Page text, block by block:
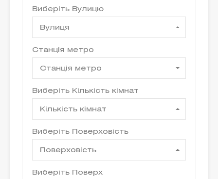
Виберіть Вулицю
Вулиця
Станція метро
Станція метро
Виберіть Кількість кімнат
Кількість кімнат
Виберіть Поверховість
Поверховість
Виберіть Поверх